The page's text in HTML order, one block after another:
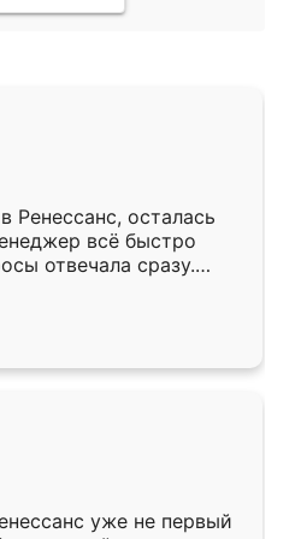
Ренессанс, осталась
всё быстро
отвечала сразу.
субботу, подошёл к
Собрали
аккуратно, даже
уже не первый